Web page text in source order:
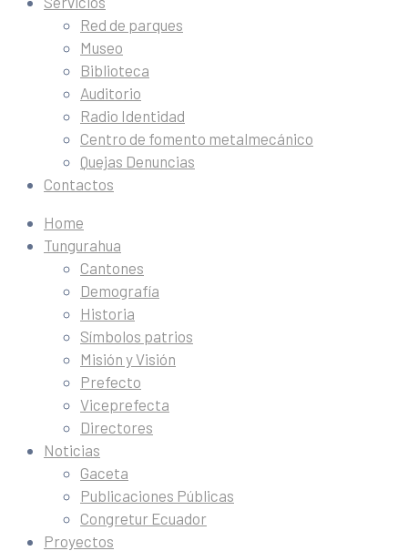
Red de parques
Museo
Biblioteca
Auditorio
Radio Identidad
Centro de fomento metalmecánico
Quejas Denuncias
Contactos
Home
Tungurahua
Cantones
Demografía
Historia
Símbolos patrios
Misión y Visión
Prefecto
Viceprefecta
Directores
Noticias
Gaceta
Publicaciones Públicas
Congretur Ecuador
Proyectos